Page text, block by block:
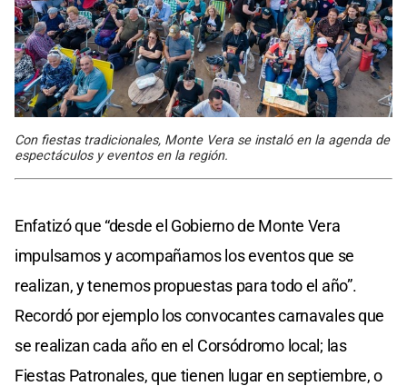
Con fiestas tradicionales, Monte Vera se instaló en la agenda de
espectáculos y eventos en la región.
Enfatizó que “desde el Gobierno de Monte Vera
impulsamos y acompañamos los eventos que se
realizan, y tenemos propuestas para todo el año”.
Recordó por ejemplo los convocantes carnavales que
se realizan cada año en el Corsódromo local; las
Fiestas Patronales, que tienen lugar en septiembre, o